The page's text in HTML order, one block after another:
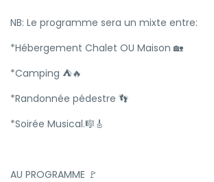
NB: Le programme sera un mixte entre:
*Hébergement Chalet OU Maison 🏡
*Camping ⛺🔥
*Randonnée pédestre 👣
*Soirée Musical.🎼🎸
AU PROGRAMME 🚩